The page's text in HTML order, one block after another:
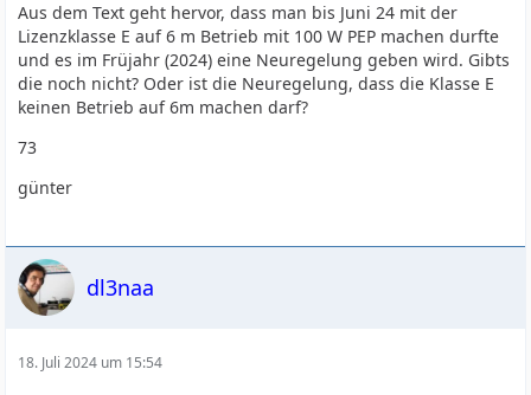
Aus dem Text geht hervor, dass man bis Juni 24 mit der
Lizenzklasse E auf 6 m Betrieb mit 100 W PEP machen durfte
und es im Früjahr (2024) eine Neuregelung geben wird. Gibts
die noch nicht? Oder ist die Neuregelung, dass die Klasse E
keinen Betrieb auf 6m machen darf?
73
günter
dl3naa
18. Juli 2024 um 15:54